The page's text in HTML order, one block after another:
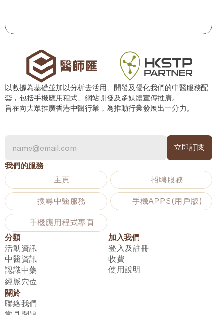
以數據為基礎並加以分析去活用、開發及優化我們的中醫服務配
套，包括手機應用程式、網站開發及多媒體宣傳推廣。
旨在向大眾推廣香港中醫行業，為推動行業發展出一分力。
我們的服務
主頁
招聘服務
搜尋中醫服務 手機APPS(用戶版)
手機應用程式專頁
分類
活動資訊
中醫資訊
認識中藥
經脈穴位
加入我們
登入及註冊
收費
使用說明
關於
聯絡我們